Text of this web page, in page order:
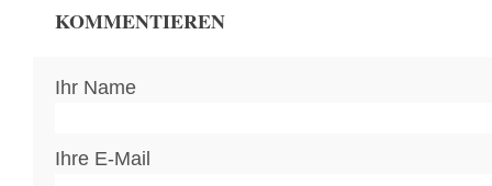
KOMMENTIEREN
Ihr Name
Ihre E-Mail